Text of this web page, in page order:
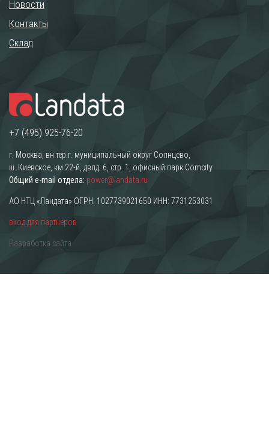
Новости
Контакты
Склад
+7 (495) 925-76-20
г. Москва, вн.тер.г. муниципальный округ Солнцево,
ш. Киевское, км 22-й, двлд. 6, стр. 1, офисный парк Comcity
Общий e-mail отдела: power@landata.ru
АО НТЦ «Ландата» ОГРН: 1027739021650 ИНН: 7731253031
вход для партнёров
Разработка сайта